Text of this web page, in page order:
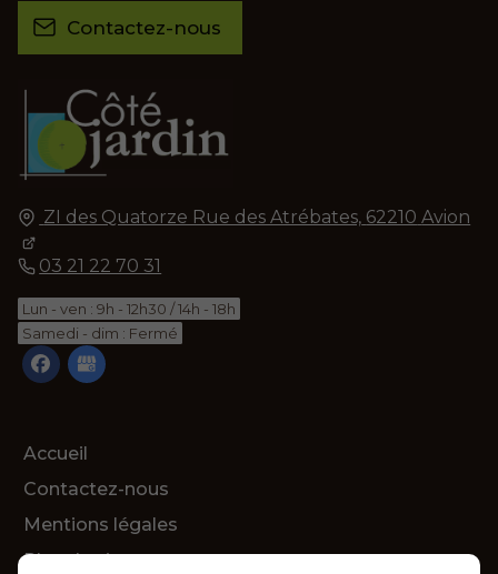
ZI des Quatorze Rue des Atrébates, 62210 Avion
03 21 22 70 31
Lun - ven : 9h - 12h30 / 14h - 18h
Samedi - dim : Fermé
Accueil
Contactez-nous
Mentions légales
Plan du site
Contactez-nous